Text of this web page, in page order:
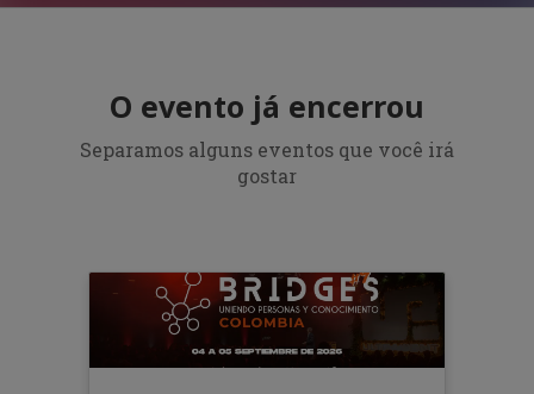
O evento já encerrou
Separamos alguns eventos que você irá
gostar